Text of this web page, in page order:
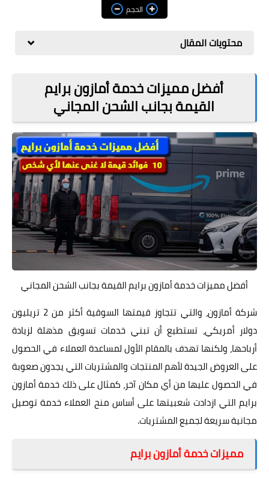
الربح من الانترنت
ذكاء اصطناعي
الحجم
محتويات المقال
أفضل مميزات خدمة أمازون برايم
القيمة بجانب الشحن المجاني
أفضل مميزات خدمة أمازون برايم القيمة بجانب الشحن المجاني
شركة أمازون، والتي تتجاوز قيمتها السوقية أكثر من 2 تريليون
دولار أمريكي، تستطيع أن تبني خدمات تسويق مذهلة لزيادة
أرباحها، ولكنها تهدف بالمقام الأول لمساعدة العملاء في الحصول
على العروض الجيدة لأهم المنتجات والمشتريات التي يجدون صعوبة
في الحصول عليها من أي مكان آخر، كمثال على ذلك خدمة أمازون
برايم التي ازدادت شعبيتها على أساس منح العملاء خدمة توصيل
مجانية سريعة لجميع المشتريات.
مميزات خدمة أمازون برايم